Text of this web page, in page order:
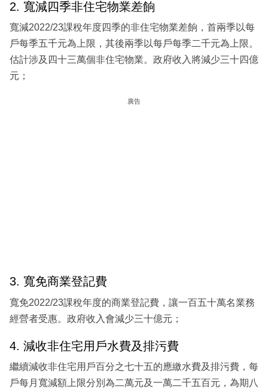
2. 寬減四季非住宅物業差餉
寬減2022/23課稅年度四季的非住宅物業差餉，首兩季以每
戶每季五千元為上限，其後兩季以每戶每季二千元為上限。
估計涉及四十三萬個非住宅物業。政府收入將減少三十四億
元；
廣告
3. 寬免商業登記費
寬免2022/23課稅年度的商業登記費，讓一百五十萬名業務
經營者受惠。政府收入會減少三十億元；
4. 減收非住宅用戶水費及排污費
繼續減收非住宅用戶百分之七十五的應繳水費及排污費，每
戶每月寬減額上限分別為二萬元及一萬二千五百元，為期八